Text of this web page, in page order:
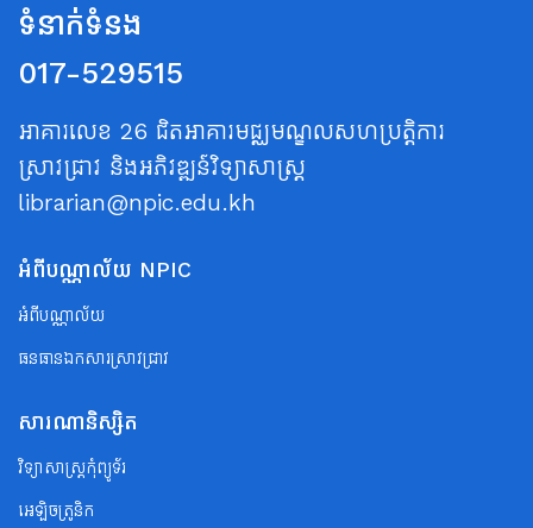
ទំនាក់ទំនង
017-529515
អាគារលេខ 26 ជិតអាគារមជ្ឈមណ្ឌលសហប្រត្តិការ
ស្រាវជ្រាវ និងអភិវឌ្ឍន៍វិទ្យាសាស្ត្រ
librarian@npic.edu.kh
អំពីបណ្ណាល័យ NPIC
អំពីបណ្ណាល័យ
ធនធានឯកសារស្រាវជ្រាវ
សារណានិស្សិត
វិទ្យាសាស្ត្រកុំព្យូទ័រ
អេឡិចត្រូនិក